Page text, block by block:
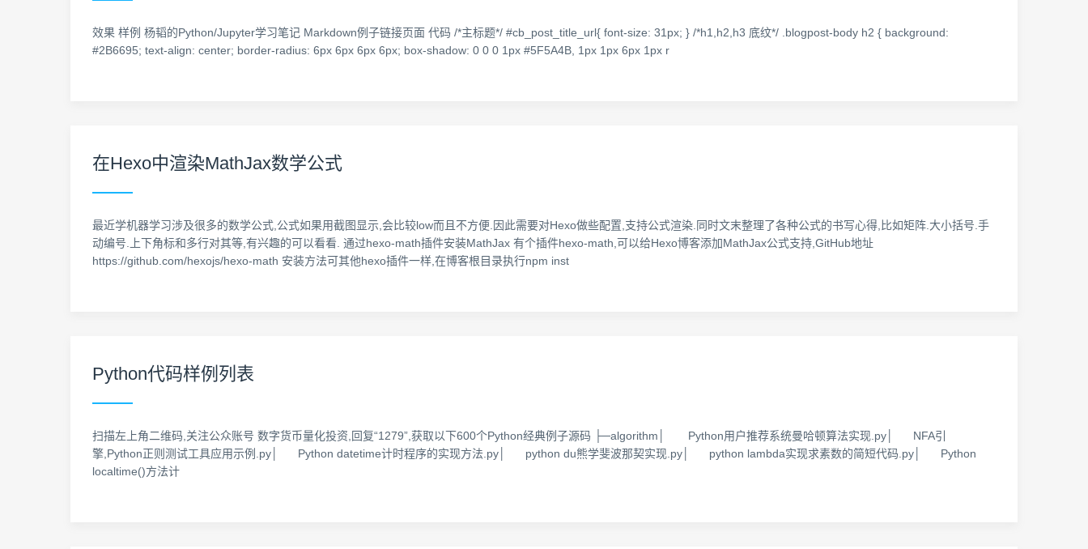
效果 样例 杨韬的Python/Jupyter学习笔记 Markdown例子链接页面 代码 /*主标题*/ #cb_post_title_url{ font-size: 31px; } /*h1,h2,h3 底纹*/ .blogpost-body h2 { background:
#2B6695; text-align: center; border-radius: 6px 6px 6px 6px; box-shadow: 0 0 0 1px #5F5A4B, 1px 1px 6px 1px r
在Hexo中渲染MathJax数学公式
最近学机器学习涉及很多的数学公式,公式如果用截图显示,会比较low而且不方便.因此需要对Hexo做些配置,支持公式渲染.同时文末整理了各种公式的书写心得,比如矩阵.大小括号.手
动编号.上下角标和多行对其等,有兴趣的可以看看. 通过hexo-math插件安装MathJax 有个插件hexo-math,可以给Hexo博客添加MathJax公式支持,GitHub地址
https://github.com/hexojs/hexo-math 安装方法可其他hexo插件一样,在博客根目录执行npm inst
Python代码样例列表
扫描左上角二维码,关注公众账号 数字货币量化投资,回复“1279”,获取以下600个Python经典例子源码 ├─algorithm│ Python用户推荐系统曼哈顿算法实现.py│ NFA引
擎,Python正则测试工具应用示例.py│ Python datetime计时程序的实现方法.py│ python du熊学斐波那契实现.py│ python lambda实现求素数的简短代码.py│ Python
localtime()方法计